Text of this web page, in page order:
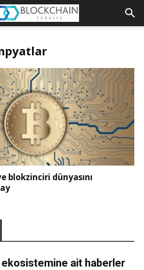
blokzinciri dünyasını
ekosistemine ait haberler